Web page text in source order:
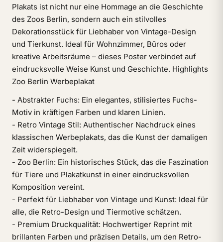
Plakats ist nicht nur eine Hommage an die Geschichte
des Zoos Berlin, sondern auch ein stilvolles
Dekorationsstück für Liebhaber von Vintage-Design
und Tierkunst. Ideal für Wohnzimmer, Büros oder
kreative Arbeitsräume – dieses Poster verbindet auf
eindrucksvolle Weise Kunst und Geschichte. Highlights
Zoo Berlin Werbeplakat
- Abstrakter Fuchs: Ein elegantes, stilisiertes Fuchs-
Motiv in kräftigen Farben und klaren Linien.
- Retro Vintage Stil: Authentischer Nachdruck eines
klassischen Werbeplakats, das die Kunst der damaligen
Zeit widerspiegelt.
- Zoo Berlin: Ein historisches Stück, das die Faszination
für Tiere und Plakatkunst in einer eindrucksvollen
Komposition vereint.
- Perfekt für Liebhaber von Vintage und Kunst: Ideal für
alle, die Retro-Design und Tiermotive schätzen.
- Premium Druckqualität: Hochwertiger Reprint mit
brillanten Farben und präzisen Details, um den Retro-